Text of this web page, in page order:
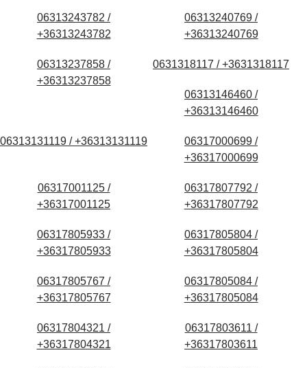
06313243782 /
+36313243782
06313240769 /
+36313240769
06313237858 /
+36313237858
0631318117 / +3631318117
06313146460 /
+36313146460
06313131119 / +36313131119
06317000699 /
+36317000699
06317001125 /
+36317001125
06317807792 /
+36317807792
06317805933 /
+36317805933
06317805804 /
+36317805804
06317805767 /
+36317805767
06317805084 /
+36317805084
06317804321 /
+36317804321
06317803611 /
+36317803611